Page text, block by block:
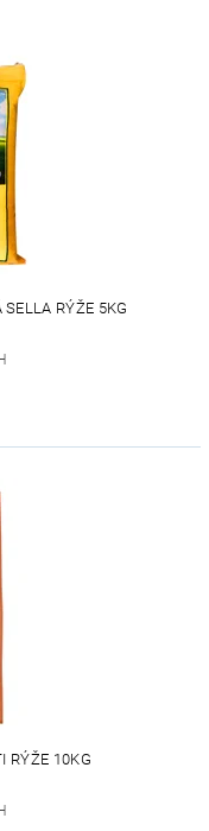
RÝŽE 5KG
RÝŽE 10KG